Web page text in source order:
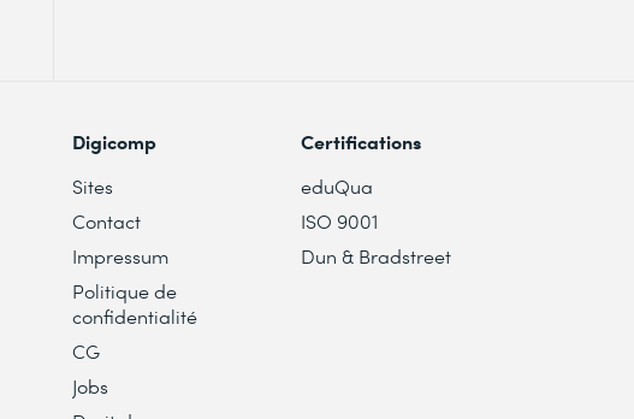
Digicomp
Sites
Contact
Impressum
Politique de
confidentialité
CG
Jobs
Certifications
eduQua
ISO 9001
Dun & Bradstreet